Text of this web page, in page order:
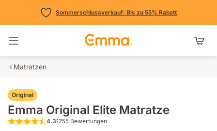
Sommerschlussverkauf: Bis zu 55% Rabatt
Navigation umschalten
Matratzen
Original
Emma Original Elite Matratze
4.3 von 5 Sternen 1255 Bewertungen
4.31255 Bewertungen